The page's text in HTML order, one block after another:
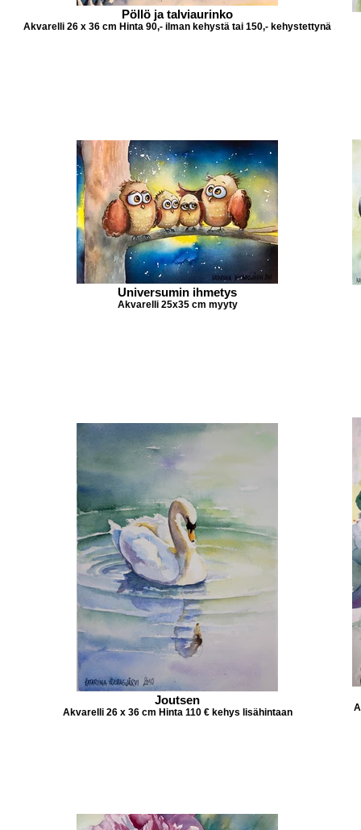
Pöllö ja talviaurinko
Akvarelli 26 x 36 cm Hinta 90,- ilman kehystä tai 150,- kehystettynä
Universumin ihmetys
Akvarelli 25x35 cm myyty
Joutsen
Akvarelli 26 x 36 cm Hinta 110 € kehys lisähintaan